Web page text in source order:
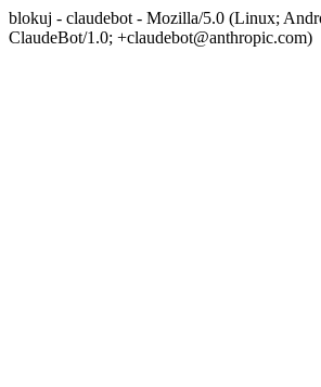
blokuj - claudebot - Mozilla/5.0 (Linux;
ClaudeBot/1.0; +claudebot@anthropic.com)